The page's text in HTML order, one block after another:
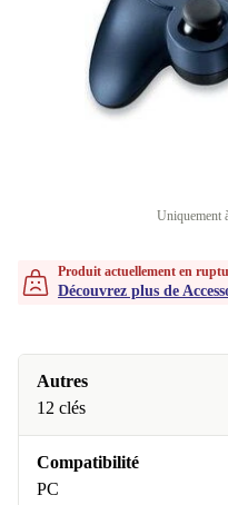
Uniquement
Produit actuellement en
Découvrez plus de
Autres
12 clés
Compatibilité
PC